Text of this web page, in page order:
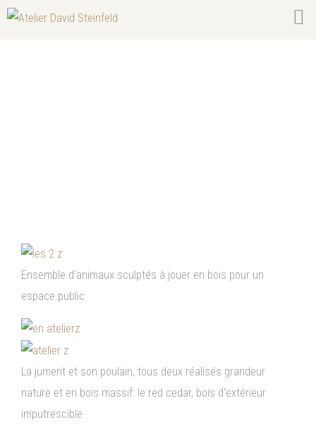
Ensemble d'animaux sculptés à jouer en bois pour un
espace public
La jument et son poulain, tous deux réalisés grandeur
nature et en bois massif: le red cedar, bois d'extérieur
imputrescible